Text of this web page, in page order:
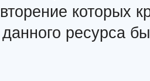
которых
данного ресурса